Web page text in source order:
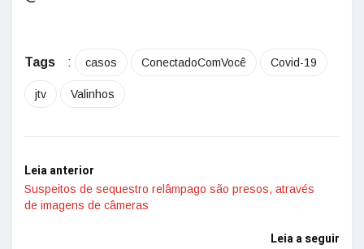
Tags : casos ConectadoComVocê Covid-19
jtv Valinhos
Leia anterior
Suspeitos de sequestro relâmpago são presos, através
de imagens de câmeras
Leia a seguir